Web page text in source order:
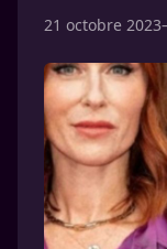
21 octobre 2023